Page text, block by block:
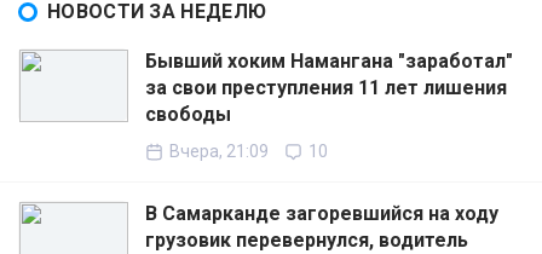
НОВОСТИ ЗА НЕДЕЛЮ
Бывший хоким Намангана "заработал"
за свои преступления 11 лет лишения
свободы
Вчера, 21:09 10
В Самарканде загоревшийся на ходу
грузовик перевернулся, водитель